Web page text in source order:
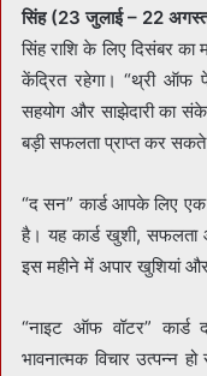
सिंह (23 जुलाई – 22
सिंह राशि के लिए दिसंबर
केंद्रित रहेगा। “थ्री ऑफ
सहयोग और साझेदारी का
बड़ी सफलता प्राप्त कर
“द सन” कार्ड आपके लिए
है। यह कार्ड खुशी, सफलता
इस महीने में अपार खुशियां
“नाइट ऑफ वॉटर” कार्ड
भावनात्मक विचार